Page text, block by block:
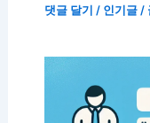
댓글 달기 / 인기글/